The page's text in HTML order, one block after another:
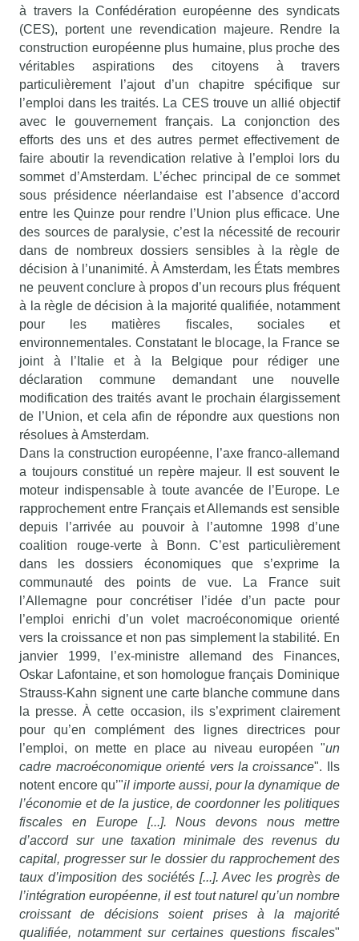
à travers la Confédération européenne des syndicats
(CES), portent une revendication majeure. Rendre la
construction européenne plus humaine, plus proche des
véritables aspirations des citoyens à travers
particulièrement l’ajout d’un chapitre spécifique sur
l’emploi dans les traités. La CES trouve un allié objectif
avec le gouvernement français. La conjonction des
efforts des uns et des autres permet effectivement de
faire aboutir la revendication relative à l’emploi lors du
sommet d’Amsterdam. L’échec principal de ce sommet
sous présidence néerlandaise est l’absence d’accord
entre les Quinze pour rendre l’Union plus efficace. Une
des sources de paralysie, c’est la nécessité de recourir
dans de nombreux dossiers sensibles à la règle de
décision à l’unanimité. À Amsterdam, les États membres
ne peuvent conclure à propos d’un recours plus fréquent
à la règle de décision à la majorité qualifiée, notamment
pour les matières fiscales, sociales et
environnementales. Constatant le blocage, la France se
joint à l’Italie et à la Belgique pour rédiger une
déclaration commune demandant une nouvelle
modification des traités avant le prochain élargissement
de l’Union, et cela afin de répondre aux questions non
résolues à Amsterdam.
Dans la construction européenne, l’axe franco-allemand
a toujours constitué un repère majeur. Il est souvent le
moteur indispensable à toute avancée de l’Europe. Le
rapprochement entre Français et Allemands est sensible
depuis l’arrivée au pouvoir à l’automne 1998 d’une
coalition rouge-verte à Bonn. C’est particulièrement
dans les dossiers économiques que s’exprime la
communauté des points de vue. La France suit
l’Allemagne pour concrétiser l’idée d’un pacte pour
l’emploi enrichi d’un volet macroéconomique orienté
vers la croissance et non pas simplement la stabilité. En
janvier 1999, l’ex-ministre allemand des Finances,
Oskar Lafontaine, et son homologue français Dominique
Strauss-Kahn signent une carte blanche commune dans
la presse. À cette occasion, ils s’expriment clairement
pour qu’en complément des lignes directrices pour
l’emploi, on mette en place au niveau européen "un
cadre macroéconomique orienté vers la croissance". Ils
notent encore qu’"il importe aussi, pour la dynamique de
l’économie et de la justice, de coordonner les politiques
fiscales en Europe [...]. Nous devons nous mettre
d’accord sur une taxation minimale des revenus du
capital, progresser sur le dossier du rapprochement des
taux d’imposition des sociétés [...]. Avec les progrès de
l’intégration européenne, il est tout naturel qu’un nombre
croissant de décisions soient prises à la majorité
qualifiée, notamment sur certaines questions fiscales"